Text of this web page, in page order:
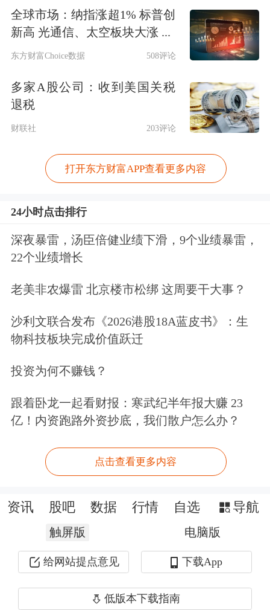
题。
“不缴社保”约定均无效最高法划红线有
王正（化名）是一位驾校教练，他不缴
纳社保，每个月到手可以多几百
元，“孩子上大学正要花钱，而且我在
老家也买了新农合”。这样的情况在现
实生活中并不少见。
今年3月，某外卖平台面向全国骑手发
放社保调研问卷，在已收回的3.8万份
有效问卷中，42.46%的骑手表示没有参
加任何社保。
北京大学应用经济学博士后朱俊生教授
对贝壳财经记者表示，当前，社保缴
纳“变通”问题普遍存在：一些企业，尤
其是中小企业或新兴平台用工主体，为
降低用人成本，往往通过“协商一致”、
签署“放弃社保声明”等方式，规避法定
的社保义务；部分劳动者则因短期经济
压力，主动选择“多发现金、少缴社
保”。这些行为在实践中逐渐常态化，
客观上侵蚀了社会保障制度的严肃性和
全球市场：纳指涨超1% 标普创
新高 光通信、太空板块大涨 ...
东方财富Choice数据 508评论
多家A股公司：收到美国关税
退税
财联社 203评论
打开东方财富APP查看更多内容
24小时点击排行
深夜暴雷，汤臣倍健业绩下滑，9个业绩暴雷，
22个业绩增长
老美非农爆雷 北京楼市松绑 这周要干大事？
沙利文联合发布《2026港股18A蓝皮书》：生
物科技板块完成价值跃迁
投资为何不赚钱？
跟着卧龙一起看财报：寒武纪半年报大赚 23
亿！内资跑路外资抄底，我们散户怎么办？
点击查看更多内容
资讯 股吧 数据 行情 自选 导航
触屏版 电脑版
给网站提点意见 下载App
低版本下载指南